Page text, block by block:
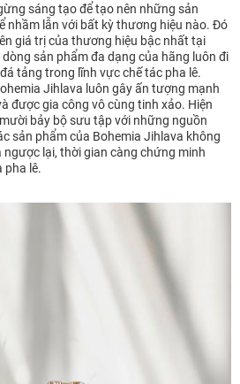
sáng tạo để tạo nên những sản
nhầm lẫn với bất kỳ thương hiệu nào. Đó
giá trị của thương hiệu bậc nhất tại
sản phẩm đa dạng của hãng luôn đi
tảng trong lĩnh vực chế tác pha lê.
Jihlava luôn gây ấn tượng mạnh
được gia công vô cùng tinh xảo. Hiện
bảy bộ sưu tập với những nguồn
sản phẩm của Bohemia Jihlava không
ngược lại, thời gian càng chứng minh
pha lê.